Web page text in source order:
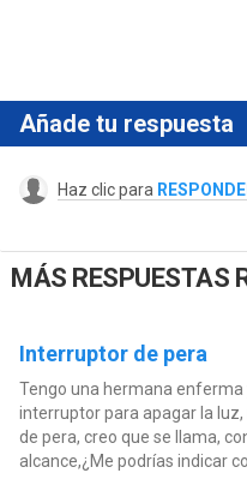
Añade tu respuesta
Haz clic para
MÁS RESPUESTAS
Interruptor de pera
Tengo una hermana enferma
interruptor para apagar la
de pera, creo que se llama,
alcance,¿Me podrías indicar